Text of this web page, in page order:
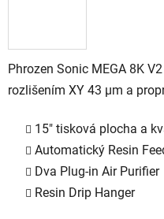
Phrozen Sonic MEGA 8K
rozlišením XY 43 μm a
15" tisková plocha a
Automatický Resin
Dva Plug-in Air Purifier
Resin Drip Hanger